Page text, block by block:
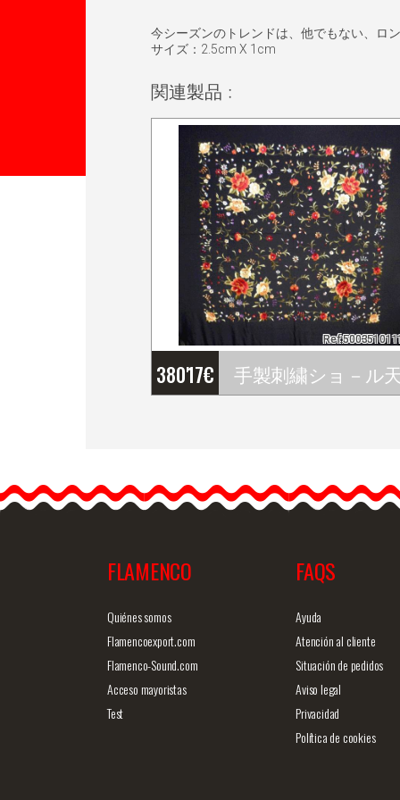
今シーズンのトレンドは、他でもない、ロ
サイズ：2.5cm X 1cm
関連製品 :
380'17€
FLAMENCO
Quiénes somos
Flamencoexport.com
Flamenco-Sound.com
Acceso mayoristas
Test
FAQS
Ayuda
Atención al cliente
Situación de pedidos
Aviso legal
Privacidad
Política de cookies